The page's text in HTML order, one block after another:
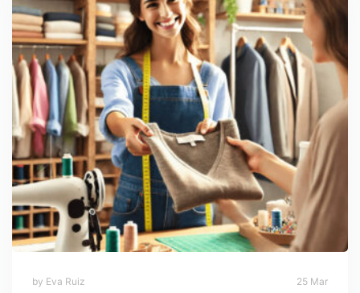
by Eva Ruiz 25 Mar